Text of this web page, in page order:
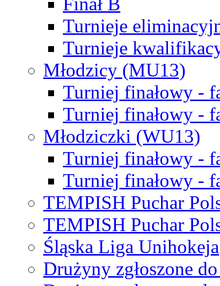
Turnieje
Turnieje
Młodzicy (MU13)
Turniej finałowy -
Turniej finałowy -
Młodziczki (WU13)
Turniej finałowy -
Turniej finałowy -
TEMPISH Puchar
TEMPISH Puchar
Śląska Liga Unihokeja
Drużyny zgłoszone